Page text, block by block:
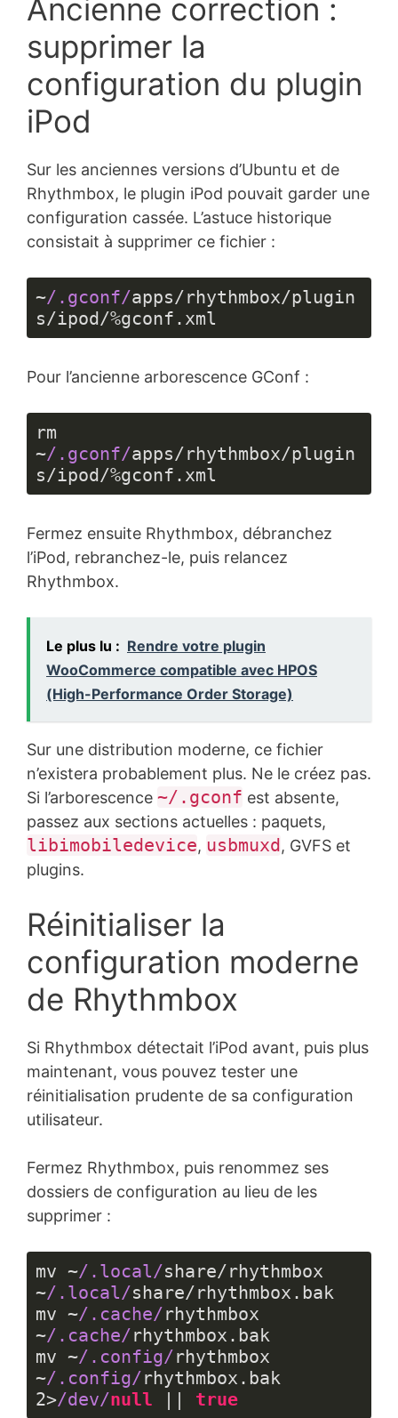
Ancienne correction :
supprimer la
configuration du plugin
iPod
Sur les anciennes versions d’Ubuntu et de
Rhythmbox, le plugin iPod pouvait garder une
configuration cassée. L’astuce historique
consistait à supprimer ce fichier :
~/.gconf/apps/rhythmbox/plugin
s/ipod/%gconf.xml
code :
(javascript)
Pour l’ancienne arborescence GConf :
rm
~/.gconf/apps/rhythmbox/plugin
s/ipod/%gconf.xml
code :
JavaScript
( javascript)
Fermez ensuite Rhythmbox, débranchez
l’iPod, rebranchez-le, puis relancez
Rhythmbox.
Le plus lu : Rendre votre plugin
WooCommerce compatible avec HPOS
(High-Performance Order Storage)
Sur une distribution moderne, ce fichier
n’existera probablement plus. Ne le créez pas.
Si l’arborescence ~/.gconf est absente,
passez aux sections actuelles : paquets,
libimobiledevice, usbmuxd, GVFS et
plugins.
Réinitialiser la
configuration moderne
de Rhythmbox
Si Rhythmbox détectait l’iPod avant, puis plus
maintenant, vous pouvez tester une
réinitialisation prudente de sa configuration
utilisateur.
Fermez Rhythmbox, puis renommez ses
dossiers de configuration au lieu de les
supprimer :
mv ~/.local/share/rhythmbox
~/.local/share/rhythmbox.bak
mv ~/.cache/rhythmbox
~/.cache/rhythmbox.bak
mv ~/.config/rhythmbox
~/.config/
2>/dev/null || true